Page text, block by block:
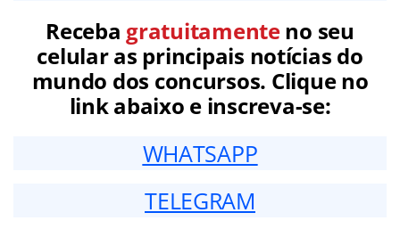
Receba gratuitamenteno seu
celular as principais notícias do
mundo dos concursos. Clique no
link abaixo e inscreva-se:
WHATSAPP
TELEGRAM